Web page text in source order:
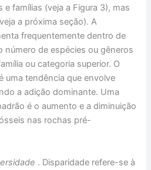
famílias (veja a Figura 3), mas
a próxima seção). A
frequentemente dentro de
número de espécies ou gêneros
ou categoria superior. O
uma tendência que envolve
a adição dominante. Uma
é o aumento e a diminuição
nas rochas pré-
. Disparidade refere-se à